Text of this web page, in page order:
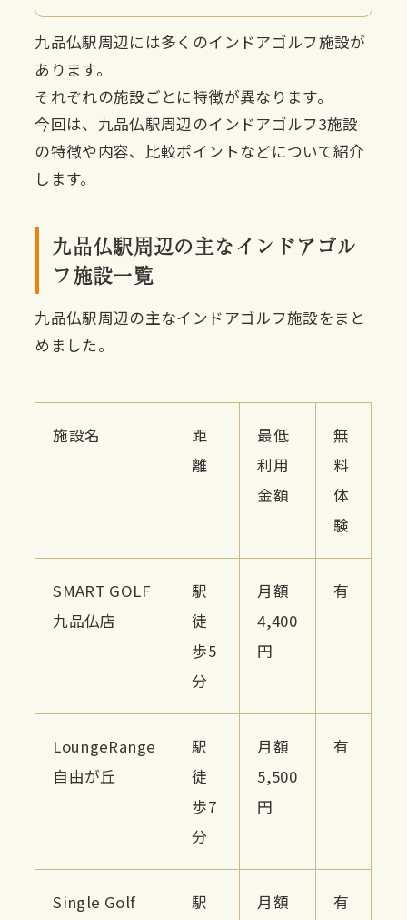
九品仏駅周辺には多くのインドアゴルフ施設が
あります。
それぞれの施設ごとに特徴が異なります。
今回は、九品仏駅周辺のインドアゴルフ3施設
の特徴や内容、比較ポイントなどについて紹介
します。
九品仏駅周辺の主なインドアゴル
フ施設一覧
九品仏駅周辺の主なインドアゴルフ施設をまと
めました。
施設名
距
離
最低
利用
金額
無
料
体
験
SMART GOLF
九品仏店
駅
徒
歩5
分
月額
4,400
円
有
LoungeRange
自由が丘
駅
徒
歩7
分
月額
5,500
円
有
Single Golf
駅
月額
有